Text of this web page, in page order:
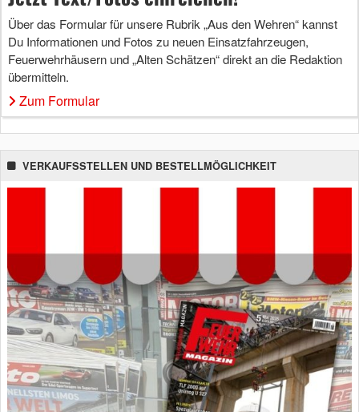
Über das Formular für unsere Rubrik „Aus den Wehren“ kannst
Du Informationen und Fotos zu neuen Einsatzfahrzeugen,
Feuerwehrhäusern und „Alten Schätzen“ direkt an die Redaktion
übermitteln.
Zum Formular
VERKAUFSSTELLEN UND BESTELLMÖGLICHKEIT